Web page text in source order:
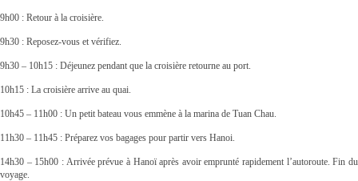
9h00 : Retour à la croisière.
9h30 : Reposez-vous et vérifiez.
9h30 – 10h15 : Déjeunez pendant que la croisière retourne au port.
10h15 : La croisière arrive au quai.
10h45 – 11h00 : Un petit bateau vous emmène à la marina de Tuan Chau.
11h30 – 11h45 : Préparez vos bagages pour partir vers Hanoi.
14h30 – 15h00 : Arrivée prévue à Hanoï après avoir emprunté rapidement l’autoroute. Fin du
voyage.